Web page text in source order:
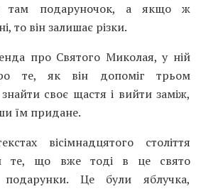
там подаруночок, а якщо ж
то він залишає різки.
про Святого Миколая, у ній
те, як він допоміг трьом
своє щастя і вийти заміж,
їм придане.
вісімнадцятого століття
те, що вже тоді в це свято
подарунки. Це були яблучка,